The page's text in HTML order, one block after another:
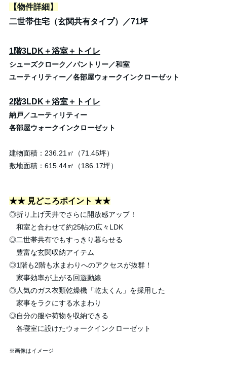
【物件詳細】
二世帯住宅（玄関共有タイプ）／71坪
1階3LDK＋浴室＋トイレ
シューズクローク／パントリー／和室
ユーティリティー／各部屋ウォークインクローゼット
2階3LDK＋浴室＋トイレ
納戸／ユーティリティー
各部屋ウォークインクローゼット
建物面積：236.21㎡（71.45坪）
敷地面積：615.44㎡（186.17坪）
★★ 見どころポイント ★★
◎折り上げ天井でさらに開放感アップ！
和室と合わせて約25帖の広々LDK
◎二世帯共有でもすっきり暮らせる
豊富な玄関収納アイテム
◎1階も2階も水まわりへのアクセスが抜群！
家事効率が上がる回遊動線
◎人気のガス衣類乾燥機「乾太くん」を採用した
家事をラクにする水まわり
◎自分の服や荷物を収納できる
各寝室に設けたウォークインクローゼット
※画像はイメージ